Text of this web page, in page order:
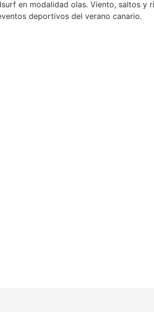
en modalidad olas. Viento, saltos y
deportivos del verano canario.